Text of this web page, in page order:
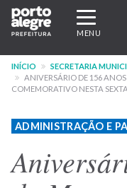
Pular
para
conteúdo
principal
navegação
MENU
INÍCIO
SECRETARIA
ANIVERSÁRIO DE 156
COMEMORATIVO NESTA SEXTA
ADMINISTRAÇÃO E